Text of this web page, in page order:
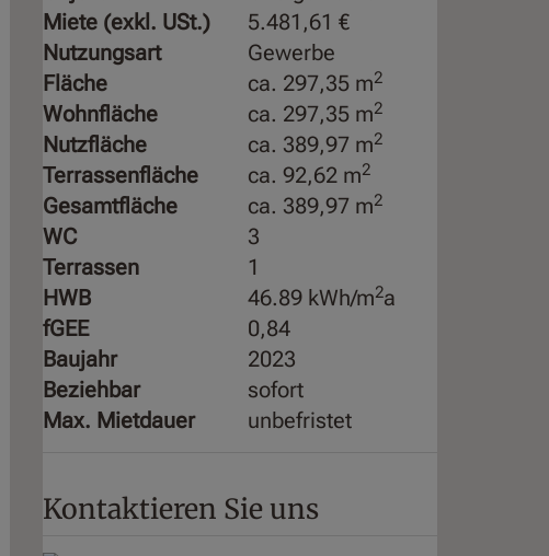
Miete (exkl. USt.)
5.481,61 €
Nutzungsart
Gewerbe
Fläche
ca. 297,35 m2
Wohnfläche ca. 297,35 m2
Nutzfläche ca. 389,97 m2
Terrassenfläche ca. 92,62 m2
Gesamtfläche ca. 389,97 m2
WC
3
Terrassen
1
HWB
46.89 kWh/m2a
fGEE
0,84
Baujahr
2023
Beziehbar
sofort
Max. Mietdauer
unbefristet
Kontaktieren Sie uns